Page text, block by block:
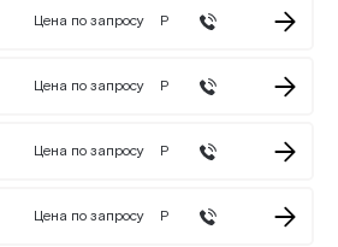
Цена по запросу Р
Цена по запросу Р
Цена по запросу Р
Цена по запросу Р